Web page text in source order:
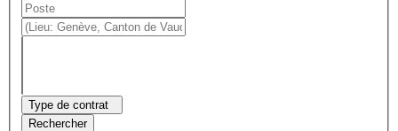
Type de contrat
Rechercher